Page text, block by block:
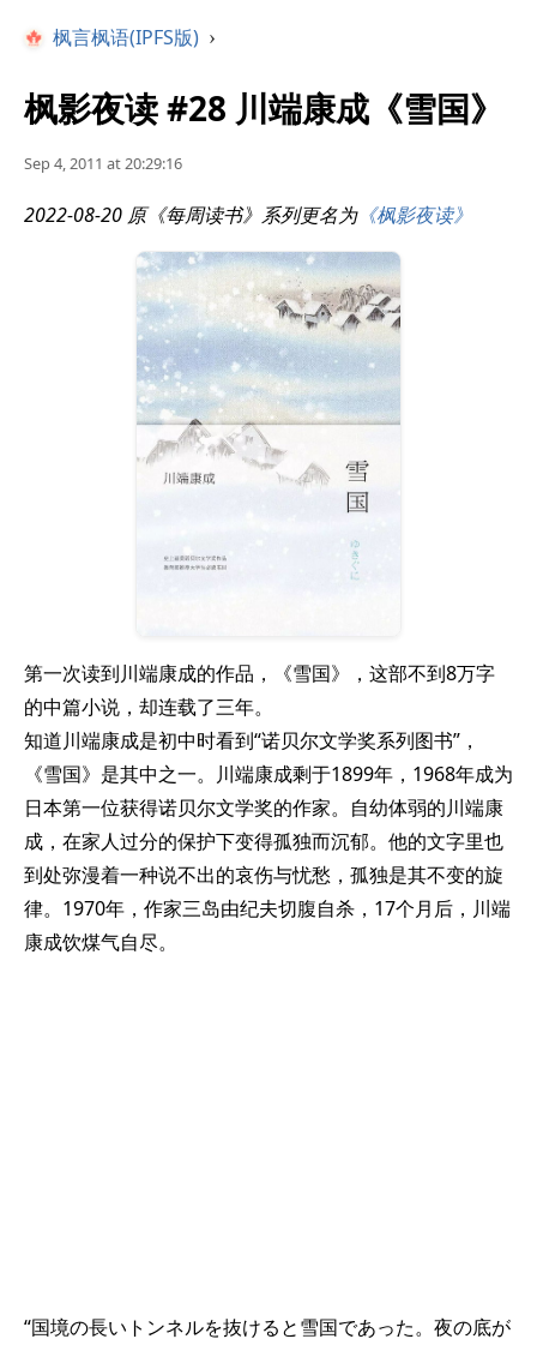
枫言枫语(IPFS版) ›
枫影夜读 #28 川端康成《雪国》
Sep 4, 2011 at 20:29:16
2022-08-20 原《每周读书》系列更名为《枫影夜读》
第一次读到川端康成的作品，《雪国》，这部不到8万字
的中篇小说，却连载了三年。
知道川端康成是初中时看到“诺贝尔文学奖系列图书”，
《雪国》是其中之一。川端康成剩于1899年，1968年成为
日本第一位获得诺贝尔文学奖的作家。自幼体弱的川端康
成，在家人过分的保护下变得孤独而沉郁。他的文字里也
到处弥漫着一种说不出的哀伤与忧愁，孤独是其不变的旋
律。1970年，作家三岛由纪夫切腹自杀，17个月后，川端
康成饮煤气自尽。
“国境の長いトンネルを抜けると雪国であった。夜の底が